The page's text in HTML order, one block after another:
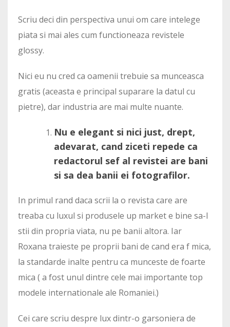
Scriu deci din perspectiva unui om care intelege
piata si mai ales cum functioneaza revistele
glossy.
Nici eu nu cred ca oamenii trebuie sa munceasca
gratis (aceasta e principal suparare la datul cu
pietre), dar industria are mai multe nuante.
Nu e elegant si nici just, drept,
adevarat, cand ziceti repede ca
redactorul sef al revistei are bani
si sa dea banii ei fotografilor.
In primul rand daca scrii la o revista care are
treaba cu luxul si produsele up market e bine sa-l
stii din propria viata, nu pe banii altora. Iar
Roxana traieste pe proprii bani de cand era f mica,
la standarde inalte pentru ca munceste de foarte
mica ( a fost unul dintre cele mai importante top
modele internationale ale Romaniei.)
Cei care scriu despre lux dintr-o garsoniera de